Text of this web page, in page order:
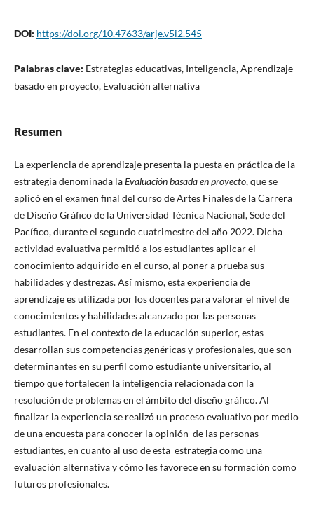
DOI: https://doi.org/10.47633/arje.v5i2.545
Palabras clave: Estrategias educativas, Inteligencia, Aprendizaje
basado en proyecto, Evaluación alternativa
Resumen
La experiencia de aprendizaje presenta la puesta en práctica de la
estrategia denominada laEvaluación basada en proyecto, que se
aplicó en el examen final del curso de Artes Finales de la Carrera
de Diseño Gráfico de la Universidad Técnica Nacional, Sede del
Pacífico, durante el segundo cuatrimestre del año 2022. Dicha
actividad evaluativa permitió a los estudiantes aplicar el
conocimiento adquirido en el curso, al poner a prueba sus
habilidades y destrezas. Así mismo, esta experiencia de
aprendizaje es utilizada por los docentes para valorar el nivel de
conocimientos y habilidades alcanzado por las personas
estudiantes. En el contexto de la educación superior, estas
desarrollan sus competencias genéricas y profesionales, que son
determinantes en su perfil como estudiante universitario, al
tiempo que fortalecen la inteligencia relacionada con la
resolución de problemas en el ámbito del diseño gráfico. Al
finalizar la experiencia se realizó un proceso evaluativo por medio
de una encuesta para conocer la opinión de las personas
estudiantes, en cuanto al uso de esta estrategia como una
evaluación alternativa y cómo les favorece en su formación como
futuros profesionales.